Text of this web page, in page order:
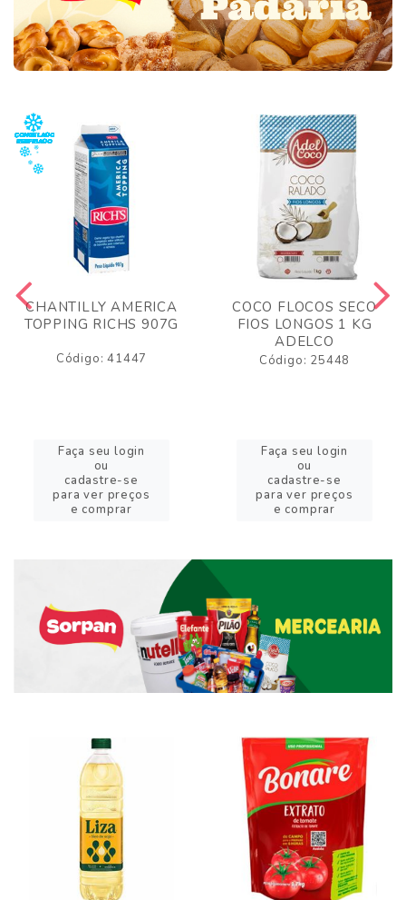
CHANTILLY AMERICA
TOPPING RICHS 907G
Código: 41447
Faça seu login
ou
cadastre-se
para ver preços
e comprar
COCO FLOCOS SECO
FIOS LONGOS 1 KG
ADELCO
Código: 25448
Faça seu login
ou
cadastre-se
para ver preços
e comprar